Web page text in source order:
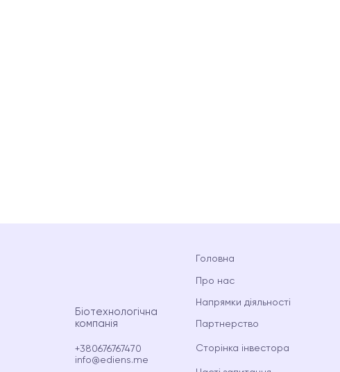
Біотехнологічна
компанія
+380676767470
info@ediens.me
Головна
Про нас
Напрямки діяльності
Партнерство
Сторінка інвестора